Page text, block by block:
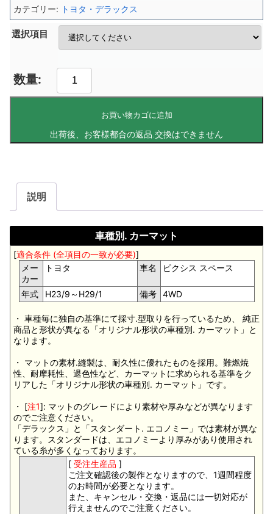
選択項目
お買い物カゴに追加
カテゴリー: トヨタ・デラックス
説明
車種別. カーマット
[適合条件 (全項目の一致が必要)]
メー
カー
トヨタ 車名 ピクシス スペース
年式 H23/9～H29/1 備考 4WD
・ 車種毎に独自の基準にて採寸.型取りを行っているため、 純正
商品と形状が異なる「オリジナル形状の車種別. カーマット」と
なります。
・ マットの素材.縫製は、耐久性に優れたものを採用。難燃焼
性、耐摩耗性、退色性など、カーマットに求められる基準をク
リアした「オリジナル形状の車種別. カーマット」です。
・ [注1]: マットのグレードにより素材や厚みなどが異なります
のでご注意ください。
「デラックス」と「スタンダート. エコノミー」では素材が異な
ります。スタンダードは、エコノミーより厚みがあり使用され
ている糸が多くなっております。
[ 受注生産品 ]
ご注文確認後の製作となりますので、1週間程度
のお時間が必要となります。
また、キャンセル・交換・返品には一切対応が
行えませんのでご注意ください。